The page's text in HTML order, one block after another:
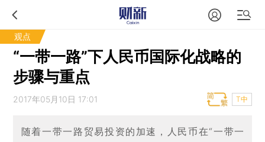
观点
“一带一路”下人民币国际化战略的
步骤与重点
2017年05月10日 17:01 T中
随着一带一路贸易投资的加速，人民币在“一带一